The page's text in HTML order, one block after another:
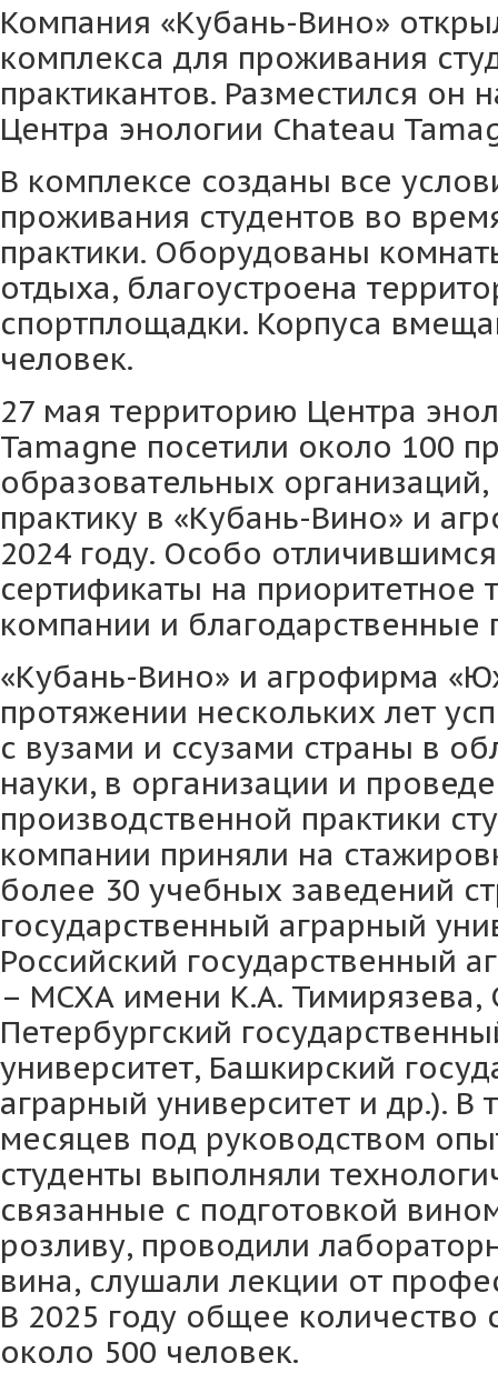
Компания «Кубань-Вино»
комплекса для проживания
практикантов. Разместился он
Центра энологии Chateau
В комплексе созданы все
проживания студентов во
практики. Оборудованы
отдыха, благоустроена
спортплощадки. Корпуса
человек.
27 мая территорию Центра
Tamagne посетили около 100
образовательных
практику в «Кубань-Вино» и
2024 году. Особо
сертификаты на приоритетное
компании и благодарственные
«Кубань-Вино» и агрофирма
протяжении нескольких лет
с вузами и ссузами страны в
науки, в организации и
производственной практики
компании приняли на
более 30 учебных заведений
государственный аграрный
Российский государственный
– МСХА имени К.А. Тимирязева,
Петербургский
университет, Башкирский
аграрный университет и др.). В
месяцев под руководством
студенты выполняли
связанные с подготовкой
розливу, проводили
вина, слушали лекции от
В 2025 году общее количество
около 500 человек.